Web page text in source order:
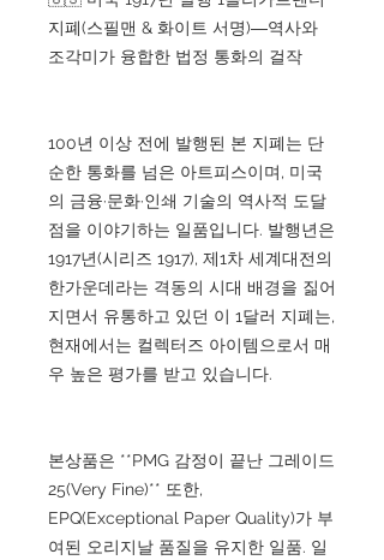
지폐(스필맨 & 화이트 서명)―역사와
조각미가 융합한 법정 통화의 걸작
100년 이상 전에 발행된 본 지폐는 단
순한 통화를 넘은 아트피스이며, 미국
의 금융·문화·인쇄 기술의 역사적 도달
점을 이야기하는 일품입니다. 발행년은
1917년(시리즈 1917), 제1차 세계대전의
한가운데라는 격동의 시대 배경을 짊어
지면서 유통하고 있던 이 1달러 지폐는,
현재에서는 컬렉터즈 아이템으로서 매
우 높은 평가를 받고 있습니다.
본상품은 **PMG 감정이 끝난 그레이드
25(Very Fine)** 또한,
EPQ(Exceptional Paper Quality)가 부
여된 오리지날 품질을 유지한 일품. 일